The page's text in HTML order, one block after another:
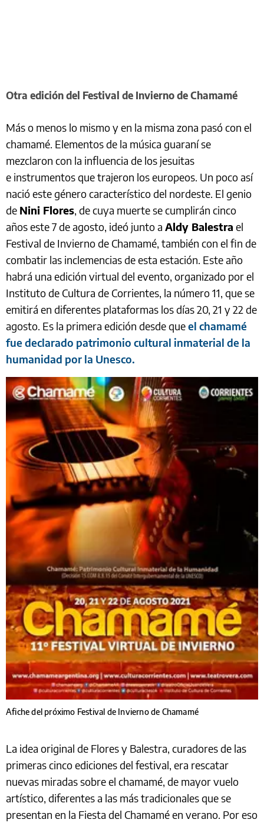
Otra edición del Festival de Invierno de Chamamé
Más o menos lo mismo y en la misma zona pasó con el
chamamé. Elementos de la música guaraní se
mezclaron con la influencia de los jesuitas
e instrumentos que trajeron los europeos. Un poco así
nació este género característico del nordeste. El genio
de Nini Flores, de cuya muerte se cumplirán cinco
años este 7 de agosto, ideó junto a Aldy Balestra el
Festival de Invierno de Chamamé, también con el fin de
combatir las inclemencias de esta estación. Este año
habrá una edición virtual del evento, organizado por el
Instituto de Cultura de Corrientes, la número 11, que se
emitirá en diferentes plataformas los días 20, 21 y 22 de
agosto. Es la primera edición desde queel chamamé
fue declarado patrimonio cultural inmaterial de la
humanidad por la Unesco.
Afiche del próximo Festival de Invierno de Chamamé
La idea original de Flores y Balestra, curadores de las
primeras cinco ediciones del festival, era rescatar
nuevas miradas sobre el chamamé, de mayor vuelo
artístico, diferentes a las más tradicionales que se
presentan en la Fiesta del Chamamé en verano. Por eso